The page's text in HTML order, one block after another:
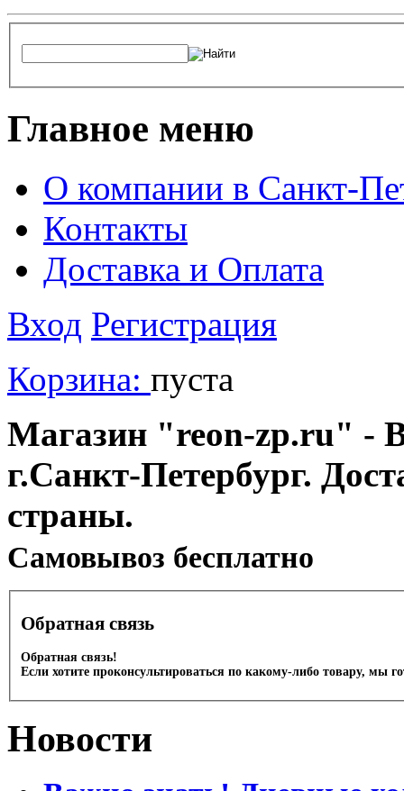
Главное меню
О компании в Санкт-
Контакты
Доставка и Оплата
Вход Регистрация
Корзина: пуста
Магазин "reon-zp.ru" -
г.Санкт-Петербург.
страны.
Cамовывоз бесплатно
Обратная связь
Обратная связь!
Если хотите проконсультироваться по какому-либо товару, мы
Новости